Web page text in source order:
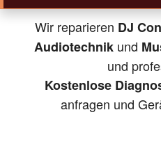
Wir reparieren DJ
Audiotechnikund
und
Kostenlose
anfragen und